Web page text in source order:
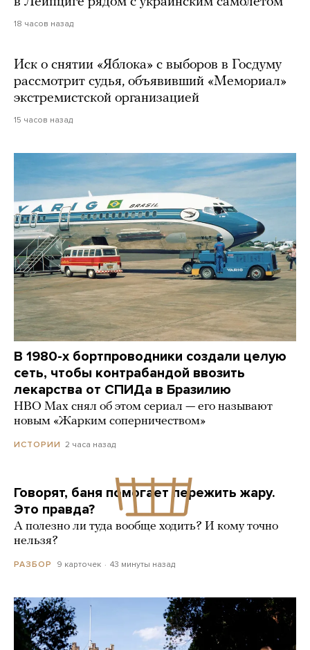
18 часов назад
Иск о снятии «Яблока» с выборов в Госдуму
рассмотрит судья, объявивший «Мемориал»
экстремистской организацией
15 часов назад
В 1980-х бортпроводники создали целую
сеть, чтобы контрабандой ввозить
лекарства от СПИДа в Бразилию
HBO Max снял об этом сериал — его называют
новым «Жарким соперничеством»
ИСТОРИИ 2 часа назад
Говорят, баня помогает пережить жару.
Это правда?
А полезно ли туда вообще ходить? И кому точно
нельзя?
РАЗБОР 9 карточек 43 минуты назад